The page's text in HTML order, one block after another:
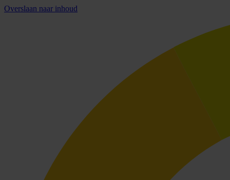
Overslaan naar inhoud